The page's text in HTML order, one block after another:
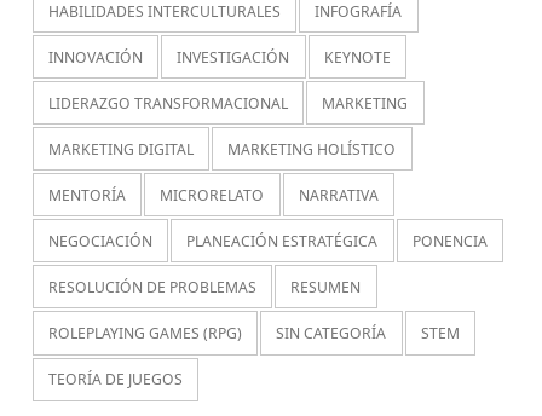
HABILIDADES INTERCULTURALES INFOGRAFÍA
INNOVACIÓN INVESTIGACIÓN KEYNOTE
LIDERAZGO TRANSFORMACIONAL MARKETING
MARKETING DIGITAL MARKETING HOLÍSTICO
MENTORÍA MICRORELATO NARRATIVA
NEGOCIACIÓN PLANEACIÓN ESTRATÉGICA PONENCIA
RESOLUCIÓN DE PROBLEMAS RESUMEN
ROLEPLAYING GAMES (RPG) SIN CATEGORÍA STEM
TEORÍA DE JUEGOS